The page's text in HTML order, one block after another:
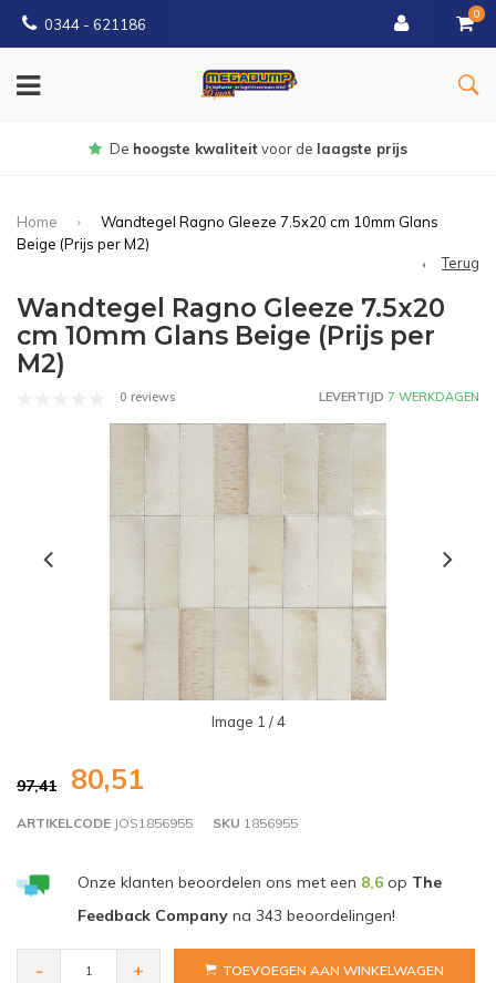
0344 - 621186
0
Gratisbezorgd vanaf € 150
Home
Wandtegel Ragno Gleeze 7.5x20 cm 10mm Glans
Beige (Prijs per M2)
Terug
Wandtegel Ragno Gleeze 7.5x20
cm 10mm Glans Beige (Prijs per
M2)
0 reviews LEVERTIJD 7 WERKDAGEN
Image 1 / 4
97,41 80,51
ARTIKELCODE JOS1856955 SKU 1856955
Onze klanten beoordelen ons met een 8,6op The
Feedback Companyna 343 beoordelingen!
- + TOEVOEGEN AAN WINKELWAGEN